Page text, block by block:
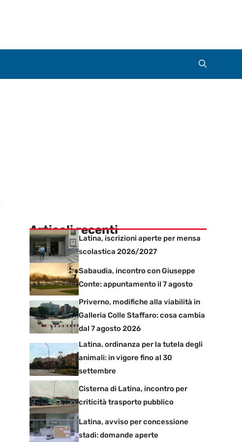
Articoli recenti
Latina, iscrizioni aperte per mensa
scolastica 2026/2027
Sabaudia, incontro con Giuseppe
Conte: appuntamento il 7 agosto
Priverno, modifiche alla viabilità in
Galleria Colle Staffaro: cosa cambia
dal 7 agosto 2026
Latina, ordinanza per la tutela degli
animali: in vigore fino al 30
settembre
Cisterna di Latina, incontro per
criticità trasporto pubblico
Latina, avviso per concessione
stadi: domande aperte